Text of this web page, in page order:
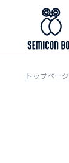
トップページ